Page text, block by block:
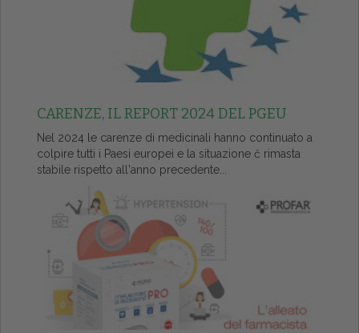
CARENZE, IL REPORT 2024 DEL PGEU
Nel 2024 le carenze di medicinali hanno continuato a
colpire tutti i Paesi europei e la situazione č rimasta
stabile rispetto all'anno precedente...